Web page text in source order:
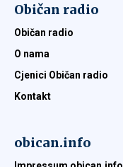
Običan radio
Običan radio
O nama
Cjenici Običan radio
Kontakt
obican.info